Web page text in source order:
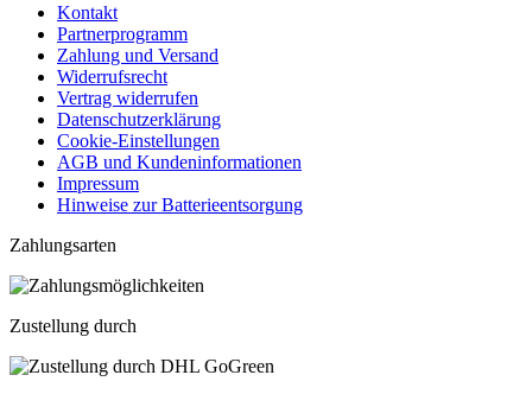
Kontakt
Partnerprogramm
Zahlung und Versand
Widerrufsrecht
Vertrag widerrufen
Datenschutzerklärung
Cookie-Einstellungen
AGB und Kundeninformationen
Impressum
Hinweise zur Batterieentsorgung
Zahlungsarten
Zustellung durch